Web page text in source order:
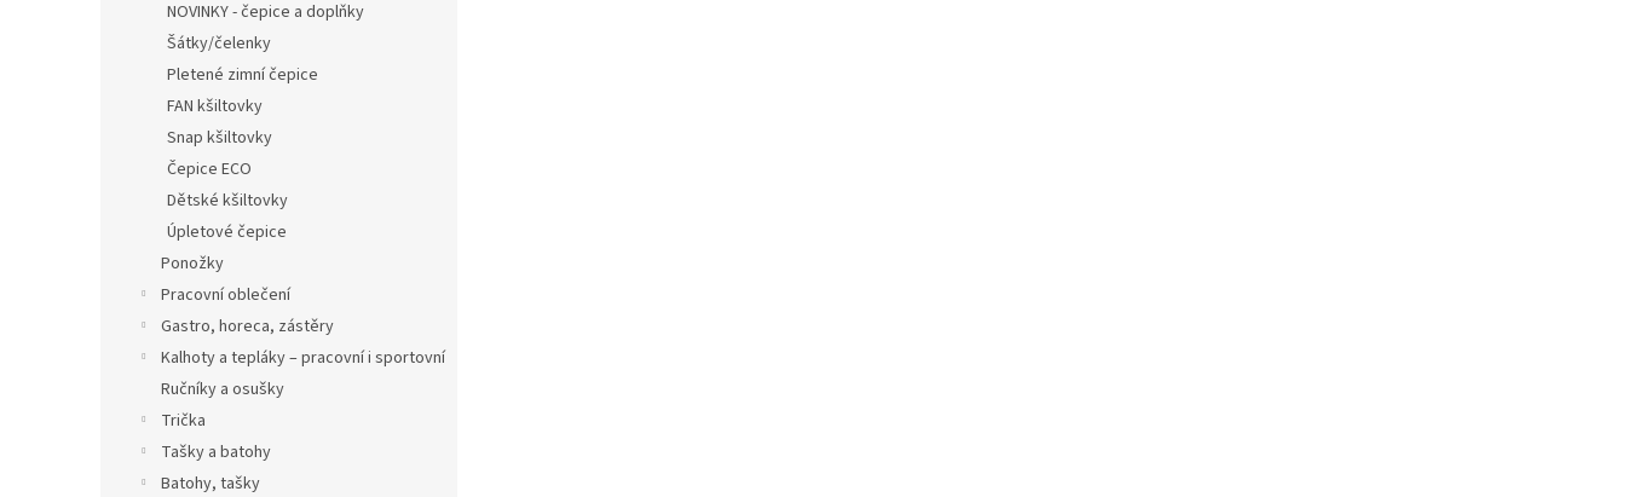
NOVINKY - čepice a doplňky
Šátky/čelenky
Pletené zimní čepice
FAN kšiltovky
Snap kšiltovky
Čepice ECO
Dětské kšiltovky
Úpletové čepice
Ponožky
Pracovní oblečení
Gastro, horeca, zástěry
Kalhoty a tepláky – pracovní i sportovní
Ručníky a osušky
Trička
Tašky a batohy
Batohy, tašky